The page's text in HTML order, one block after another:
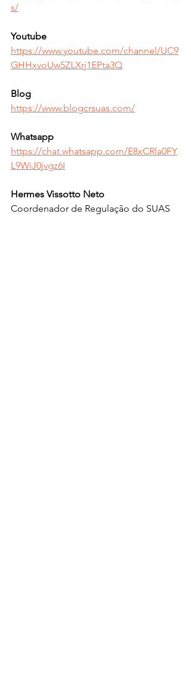
s/
Youtube
https://www.youtube.com/channel/UC9
GHHxvoUw5ZLXrj1EPta3Q
Blog
https://www.blogcrsuas.com/
Whatsapp
https://chat.whatsapp.com/E8xCRla0FY
L9WiJ0jvgz6I
Hermes Vissotto Neto
Coordenador de Regulação do SUAS